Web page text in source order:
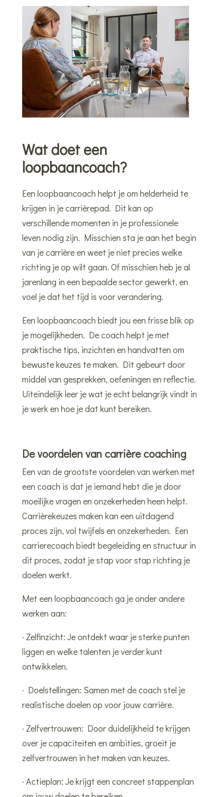
Wat doet een
loopbaancoach?
Een loopbaancoach helpt je om helderheid te
krijgen in je carrièrepad. Dit kan op
verschillende momenten in je professionele
leven nodig zijn. Misschien sta je aan het begin
van je carrière en weet je niet precies welke
richting je op wilt gaan. Of misschien heb je al
jarenlang in een bepaalde sector gewerkt, en
voel je dat het tijd is voor verandering.
Een loopbaancoach biedt jou een frisse blik op
je mogelijkheden. De coach helpt je met
praktische tips, inzichten en handvatten om
bewuste keuzes te maken. Dit gebeurt door
middel van gesprekken, oefeningen en reflectie.
Uiteindelijk leer je wat je echt belangrijk vindt in
je werk en hoe je dat kunt bereiken.
De voordelen van carrière coaching
Een van de grootste voordelen van werken met
een coach is dat je iemand hebt die je door
moeilijke vragen en onzekerheden heen helpt.
Carrièrekeuzes maken kan een uitdagend
proces zijn, vol twijfels en onzekerheden. Een
carrierecoach biedt begeleiding en structuur in
dit proces, zodat je stap voor stap richting je
doelen werkt.
Met een loopbaancoach ga je onder andere
werken aan:
· Zelfinzicht: Je ontdekt waar je sterke punten
liggen en welke talenten je verder kunt
ontwikkelen.
· Doelstellingen: Samen met de coach stel je
realistische doelen op voor jouw carrière.
· Zelfvertrouwen: Door duidelijkheid te krijgen
over je capaciteiten en ambities, groeit je
zelfvertrouwen in het maken van keuzes.
· Actieplan: Je krijgt een concreet stappenplan